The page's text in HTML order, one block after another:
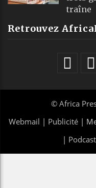
traîne
Retrouvez
© Africa
Webmail | Publicité |
| Podcast